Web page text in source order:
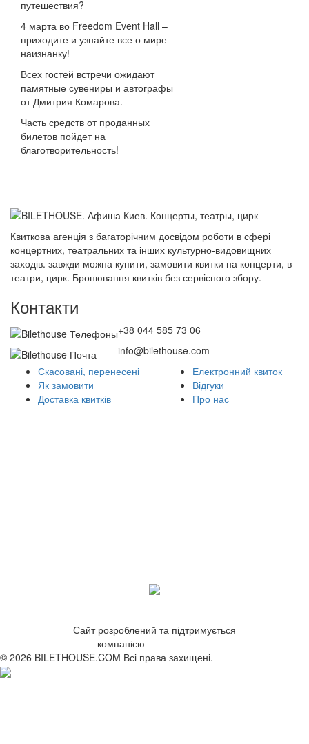
путешествия?
4 марта во Freedom Event Hall –
приходите и узнайте все о мире
наизнанку!
Всех гостей встречи ожидают
памятные сувениры и автографы
от Дмитрия Комарова.
Часть средств от проданных
билетов пойдет на
благотворительность!
Квиткова агенція з багаторічним досвідом роботи в сфері
концертних, театральних та інших культурно-видовищних
заходів. завжди можна купити, замовити квитки на концерти, в
театри, цирк. Бронювання квитків без сервісного збору.
Контакти
+38 044 585 73 06
info@bilethouse.com
Скасовані, перенесені
Як замовити
Доставка квитків
Електронний квиток
Відгуки
Про нас
Сайт розроблений та підтримується
компанією
© 2026 BILETHOUSE.COM Всі права захищені.